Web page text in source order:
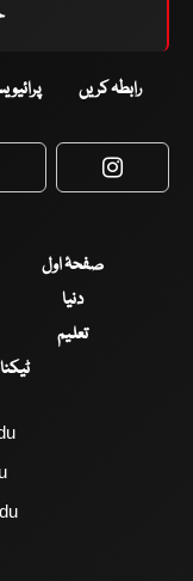
رابطہ کریں
صفحۂ اول
دنیا
تعلیم